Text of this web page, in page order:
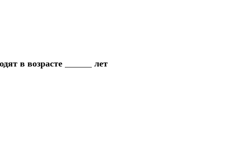
в возрасте ______ лет